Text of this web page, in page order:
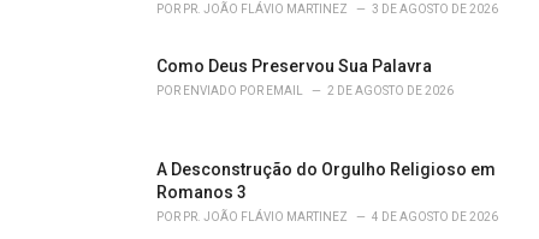
POR PR. JOÃO FLÁVIO MARTINEZ 3 DE AGOSTO DE 2026
Como Deus Preservou Sua Palavra
POR ENVIADO POR EMAIL 2 DE AGOSTO DE 2026
A Desconstrução do Orgulho Religioso em
Romanos 3
POR PR. JOÃO FLÁVIO MARTINEZ 4 DE AGOSTO DE 2026